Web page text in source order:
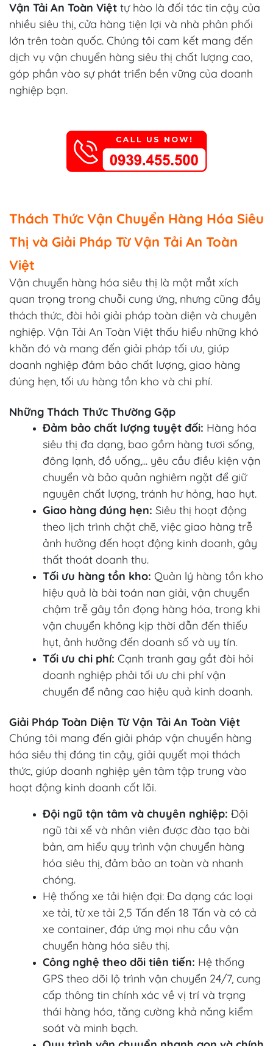
Vận Tải An Toàn Việt tự hào là đối tác tin cậy của
nhiều siêu thị, cửa hàng tiện lợi và nhà phân phối
lớn trên toàn quốc. Chúng tôi cam kết mang đến
dịch vụ vận chuyển hàng siêu thị chất lượng cao,
góp phần vào sự phát triển bền vững của doanh
nghiệp bạn.
Thách Thức Vận Chuyển Hàng Hóa Siêu
Thị và Giải Pháp Từ Vận Tải An Toàn
Việt
Vận chuyển hàng hóa siêu thị là một mắt xích
quan trọng trong chuỗi cung ứng, nhưng cũng đầy
thách thức, đòi hỏi giải pháp toàn diện và chuyên
nghiệp. Vận Tải An Toàn Việt thấu hiểu những khó
khăn đó và mang đến giải pháp tối ưu, giúp
doanh nghiệp đảm bảo chất lượng, giao hàng
đúng hẹn, tối ưu hàng tồn kho và chi phí.
Những Thách Thức Thường Gặp
Đảm bảo chất lượng tuyệt đối: Hàng hóa
siêu thị đa dạng, bao gồm hàng tươi sống,
đông lạnh, đồ uống,... yêu cầu điều kiện vận
chuyển và bảo quản nghiêm ngặt để giữ
nguyên chất lượng, tránh hư hỏng, hao hụt.
Giao hàng đúng hẹn: Siêu thị hoạt động
theo lịch trình chặt chẽ, việc giao hàng trễ
ảnh hưởng đến hoạt động kinh doanh, gây
thất thoát doanh thu.
Tối ưu hàng tồn kho: Quản lý hàng tồn kho
hiệu quả là bài toán nan giải, vận chuyển
chậm trễ gây tồn đọng hàng hóa, trong khi
vận chuyển không kịp thời dẫn đến thiếu
hụt, ảnh hưởng đến doanh số và uy tín.
Tối ưu chi phí: Cạnh tranh gay gắt đòi hỏi
doanh nghiệp phải tối ưu chi phí vận
chuyển để nâng cao hiệu quả kinh doanh.
Giải Pháp Toàn Diện Từ Vận Tải An Toàn Việt
Chúng tôi mang đến giải pháp vận chuyển hàng
hóa siêu thị đáng tin cậy, giải quyết mọi thách
thức, giúp doanh nghiệp yên tâm tập trung vào
hoạt động kinh doanh cốt lõi.
Đội ngũ tận tâm và chuyên nghiệp: Đội
ngũ tài xế và nhân viên được đào tạo bài
bản, am hiểu quy trình vận chuyển hàng
hóa siêu thị, đảm bảo an toàn và nhanh
chóng.
Hệ thống xe tải hiện đại: Đa dạng các loại
xe tải, từ xe tải 2,5 Tấn đến 18 Tấn và có cả
xe container, đáp ứng mọi nhu cầu vận
chuyển hàng hóa siêu thị.
Công nghệ theo dõi tiên tiến: Hệ thống
GPS theo dõi lộ trình vận chuyển 24/7, cung
cấp thông tin chính xác về vị trí và trạng
thái hàng hóa, tăng cường khả năng kiểm
soát và minh bạch.